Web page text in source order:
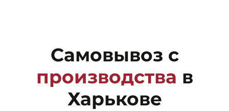
Самовывоз с
производства в
Харькове